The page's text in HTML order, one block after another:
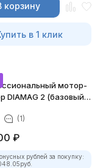
корзину
в 1 клик
мотор-
DIAMAG 2 (базовый
(1)
₽
рублей за покупку:
руб.